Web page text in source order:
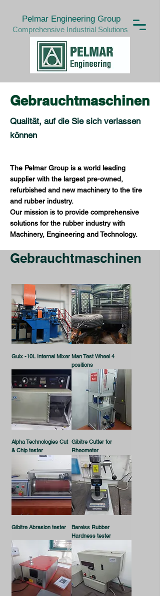
Pelmar Engineering Group
Comprehensive Industrial Solutions
Gebrauchtmaschinen
Qualität, auf die Sie sich verlassen
können
The Pelmar Group is a world leading
supplier with the largest pre-owned,
refurbished and new machinery to the tire
and rubber industry.
Our mission is to provide comprehensive
solutions for the rubber industry with
Machinery, Engineering and Technology.
Gebrauchtmaschinen
Guix -10L Internal Mixer Man Test Wheel 4
positions
Alpha Technologies Cut
& Chip tester
Gibitre Cutter for
Rheometer
Gibitre Abrasion tester
Bareiss Rubber
Hardness tester